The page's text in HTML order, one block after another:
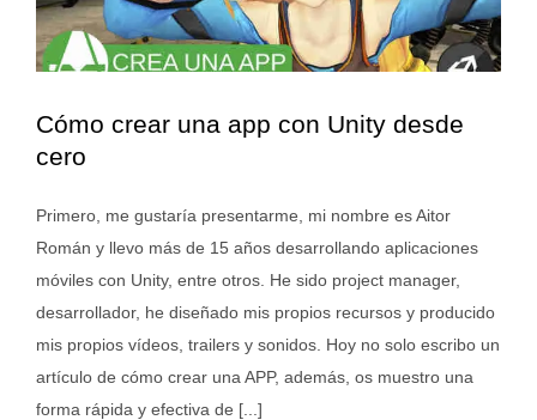
Cómo crear una app con Unity desde
cero
Primero, me gustaría presentarme, mi nombre es Aitor
Román y llevo más de 15 años desarrollando aplicaciones
móviles con Unity, entre otros. He sido project manager,
desarrollador, he diseñado mis propios recursos y producido
mis propios vídeos, trailers y sonidos. Hoy no solo escribo un
artículo de cómo crear una APP, además, os muestro una
forma rápida y efectiva de [...]